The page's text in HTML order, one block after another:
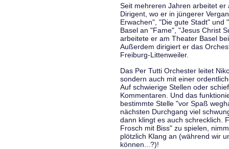
Seit mehreren Jahren arbeitet
Dirigent, wo er in jüngerer
Erwachen", "Die gute Stadt" und
Basel an "Fame", "Jesus Christ
arbeitete er am Theater Basel
Außerdem dirigiert er das
Freiburg-Littenweiler.
Das Per Tutti Orchester leitet
sondern auch mit einer
Auf schwierige Stellen oder
Kommentaren. Und das
bestimmte Stelle "vor Spaß
nächsten Durchgang viel
dann klingt es auch schrecklich.
Frosch mit Biss" zu spielen,
plötzlich Klang an (während wir
können...?)!